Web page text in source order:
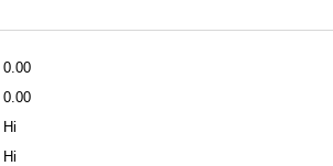
0.00
0.00
Ні
Ні